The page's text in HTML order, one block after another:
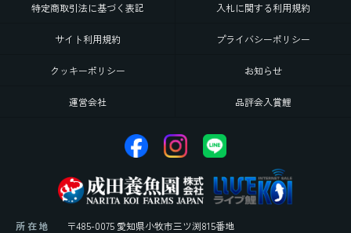
特定商取引法に基づく表記 入札に関する利用規約
サイト利用規約 プライバシーポリシー
クッキーポリシー お知らせ
運営会社 品評会入賞鯉
所 在 地 〒485-0075 愛知県小牧市三ツ渕815番地